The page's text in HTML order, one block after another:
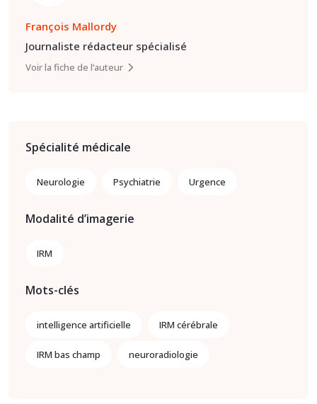
François Mallordy
Journaliste rédacteur spécialisé
Voir la fiche de l’auteur
Spécialité médicale
Neurologie Psychiatrie Urgence
Modalité d’imagerie
IRM
Mots-clés
intelligence artificielle IRM cérébrale
IRM bas champ neuroradiologie